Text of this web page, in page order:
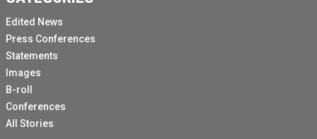
Edited News
Press Conferences
Statements
Images
B-roll
Conferences
All Stories